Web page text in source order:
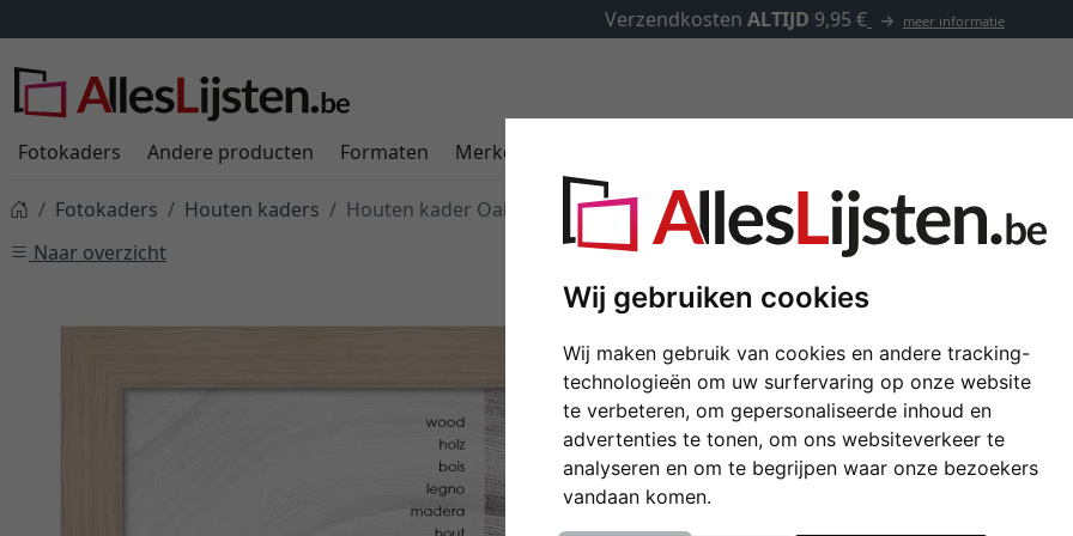
Wij gebruiken cookies
Wij maken gebruik van cookies en andere tracking-
technologieën om uw surfervaring op onze website
te verbeteren, om gepersonaliseerde inhoud en
advertenties te tonen, om ons websiteverkeer te
analyseren en om te begrijpen waar onze bezoekers
vandaan komen.
Fotokaders Andere producten Formaten Merken
Fotokaders Houten kaders
Houten kader Oakwoods 40x30 op maat
Naar overzicht
Houten kader
Nielsen Lijst van hout
kleur